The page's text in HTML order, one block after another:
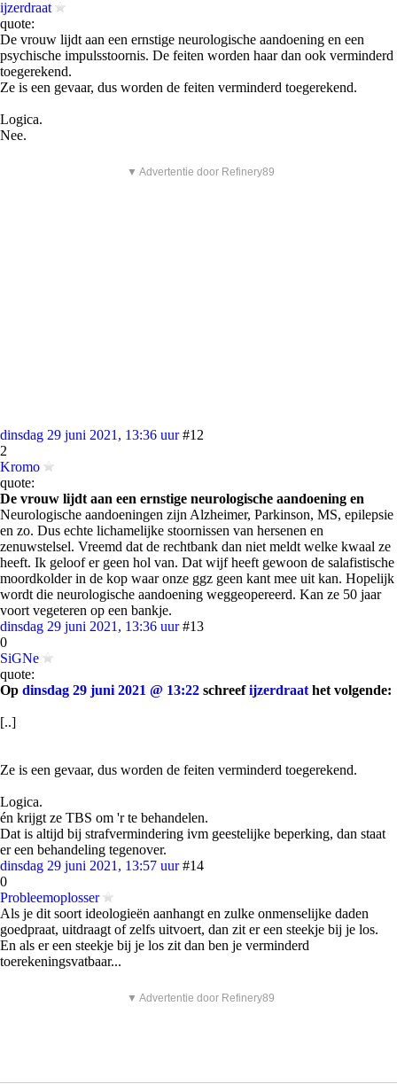
ijzerdraat
quote:
De vrouw lijdt aan een ernstige neurologische aandoening en een
psychische impulsstoornis. De feiten worden haar dan ook verminderd
toegerekend.
Ze is een gevaar, dus worden de feiten verminderd toegerekend.
Logica.
Nee.
▼ Advertentie door Refinery89
dinsdag 29 juni 2021, 13:36 uur #12
2
Kromo
quote:
De vrouw lijdt aan een ernstige neurologische aandoening en
Neurologische aandoeningen zijn Alzheimer, Parkinson, MS, epilepsie
en zo. Dus echte lichamelijke stoornissen van hersenen en
zenuwstelsel. Vreemd dat de rechtbank dan niet meldt welke kwaal ze
heeft. Ik geloof er geen hol van. Dat wijf heeft gewoon de salafistische
moordkolder in de kop waar onze ggz geen kant mee uit kan. Hopelijk
wordt die neurologische aandoening weggeopereerd. Kan ze 50 jaar
voort vegeteren op een bankje.
dinsdag 29 juni 2021, 13:36 uur #13
0
SiGNe
quote:
Op dinsdag 29 juni 2021 @ 13:22 schreefijzerdraat het volgende:
[..]
Ze is een gevaar, dus worden de feiten verminderd toegerekend.
Logica.
én krijgt ze TBS om 'r te behandelen.
Dat is altijd bij strafvermindering ivm geestelijke beperking, dan staat
er een behandeling tegenover.
dinsdag 29 juni 2021, 13:57 uur #14
0
Probleemoplosser
Als je dit soort ideologieën aanhangt en zulke onmenselijke daden
goedpraat, uitdraagt of zelfs uitvoert, dan zit er een steekje bij je los.
En als er een steekje bij je los zit dan ben je verminderd
toerekeningsvatbaar...
▼ Advertentie door Refinery89